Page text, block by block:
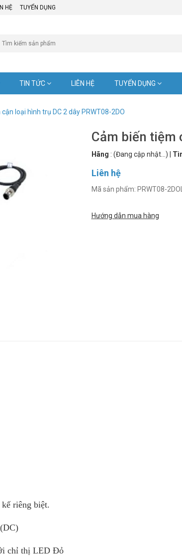
HỆ TUYỂN DỤNG
TIN TỨC LIÊN HỆ TUYỂN DỤNG
loại hình trụ DC 2 dây PRWT08-2DO
Cảm biến tiệm
Hãng : (Đang cập nhật...)
Liên hệ
Mã sản phẩm: PRWT08-
Hướng dẫn mua hàng
riêng biệt.
chỉ thị LED Đỏ